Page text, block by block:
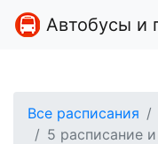
Автобусы и
Все расписания
5 расписание